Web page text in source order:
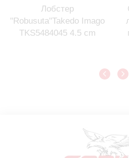
Лобстер
"Robusuta"Takedo Imago
TKS5484045 4.5 cm